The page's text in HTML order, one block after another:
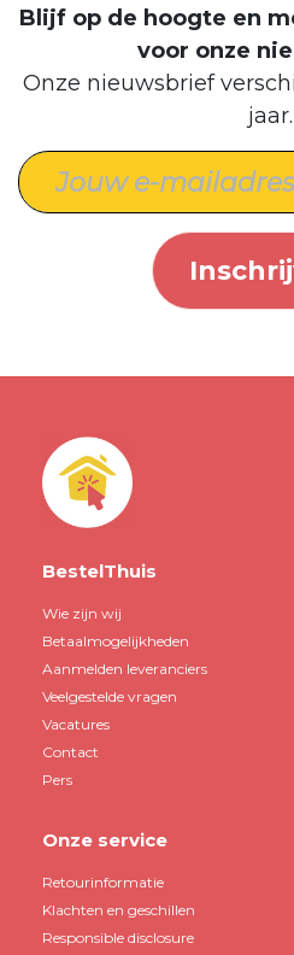
Blijf op de hoogte en
voor onze
Onze nieuwsbrief
jaar.
BestelThuis
Wie zijn wij
Betaalmogelijkheden
Aanmelden leveranciers
Veelgestelde vragen
Vacatures
Contact
Pers
Onze service
Retourinformatie
Klachten en geschillen
Responsible disclosure